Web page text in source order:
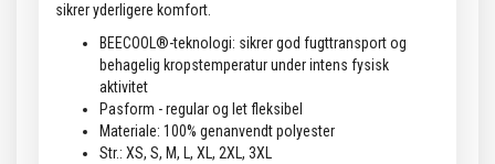
sikrer yderligere komfort.
BEECOOL®-teknologi: sikrer god fugttransport og
behagelig kropstemperatur under intens fysisk
aktivitet
Pasform - regular og let fleksibel
Materiale: 100% genanvendt polyester
Str.: XS, S, M, L, XL, 2XL, 3XL